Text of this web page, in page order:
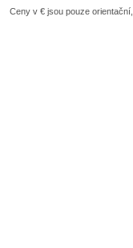
Ceny v € jsou pouze